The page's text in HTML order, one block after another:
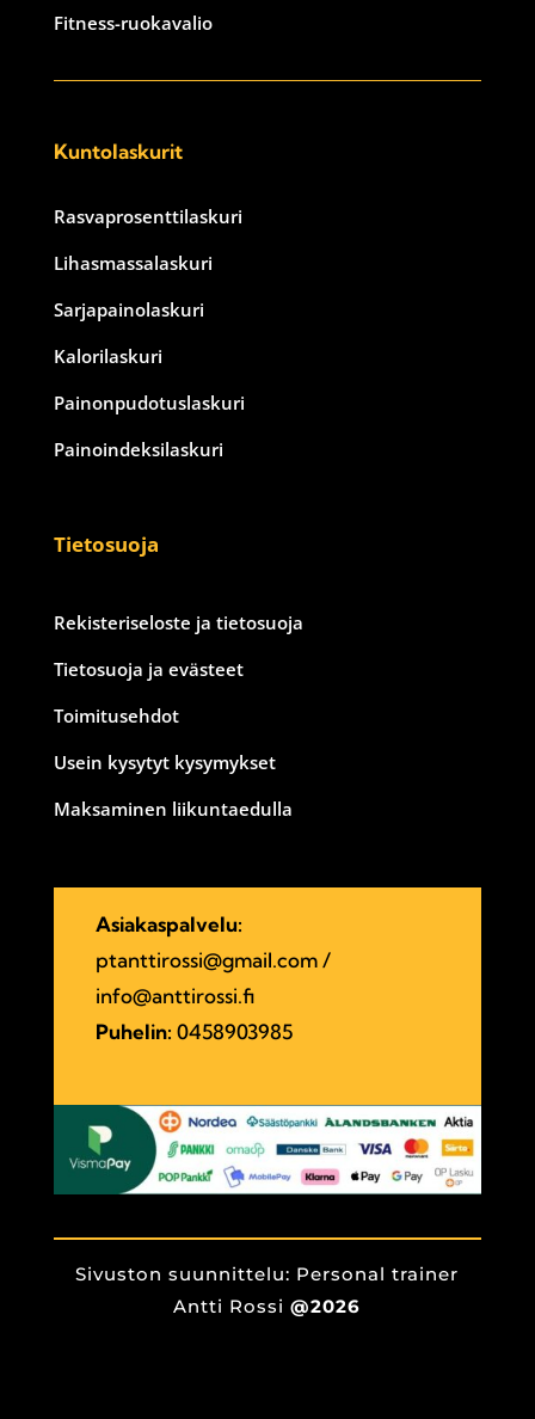
Fitness-ruokavalio
Kuntolaskurit
Rasvaprosenttilaskuri
Lihasmassalaskuri
Sarjapainolaskuri
Kalorilaskuri
Painonpudotuslaskuri
Painoindeksilaskuri
Tietosuoja
Rekisteriseloste ja tietosuoja
Tietosuoja ja evästeet
Toimitusehdot
Usein kysytyt kysymykset
Maksaminen liikuntaedulla
Asiakaspalvelu:
ptanttirossi@gmail.com/
info@anttirossi.fi
Puhelin: 0458903985
Sivuston suunnittelu: Personal trainer
Antti Rossi@2026